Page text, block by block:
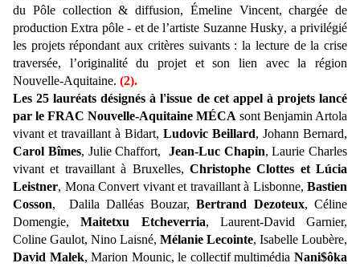
du Pôle collection & diffusion, Émeline Vincent, chargée de
production Extra pôle - et de l’artiste Suzanne Husky, a privilégié
les projets répondant aux critères suivants : la lecture de la crise
traversée, l’originalité du projet et son lien avec la région
Nouvelle-Aquitaine. (2).
Les 25 lauréats désignés à l'issue de cet appel à projets lancé
par le FRAC Nouvelle-Aquitaine MÉCA sont Benjamin Artola
vivant et travaillant à Bidart, Ludovic Beillard, Johann Bernard,
Carol Bîmes, Julie Chaffort, Jean-Luc Chapin, Laurie Charles
vivant et travaillant à Bruxelles, Christophe Clottes et Lúcia
Leistner, Mona Convert vivant et travaillant à Lisbonne, Bastien
Cosson, Dalila Dalléas Bouzar,Bertrand Dezoteux, Céline
Domengie,Maitetxu Etcheverria, Laurent-David Garnier,
Coline Gaulot, Nino Laisné, Mélanie Lecointe, Isabelle Loubère,
David Malek, Marion Mounic, le collectif multimédiaNani$ôka